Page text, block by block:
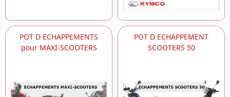
POT D ECHAPPEMENTS
pour MAXI-SCOOTERS
POT D ECHAPPEMENT
SCOOTERS 50